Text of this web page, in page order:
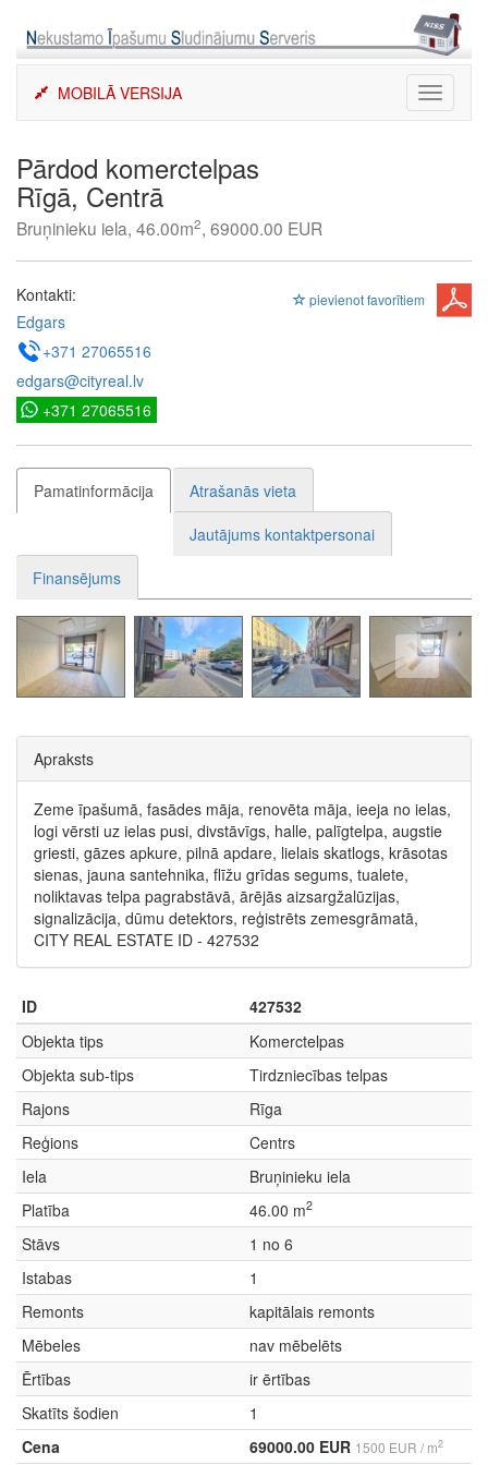
content
Toggle
MOBILĀ VERSIJA
Pārdod komerctelpas
Rīgā, Centrā
Bruņinieku iela, 46.00m2, 69000.00 EUR
pievienot favorītiem
Kontakti:
Edgars
+371 27065516
edgars@cityreal.lv
+371 27065516
Pamatinformācija
Atrašanās vieta
Jautājums kontaktpersonai
Finansējums
Apraksts
Zeme īpašumā, fasādes māja, renovēta māja, ieeja no ielas,
logi vērsti uz ielas pusi, divstāvīgs, halle, palīgtelpa, augstie
griesti, gāzes apkure, pilnā apdare, lielais skatlogs, krāsotas
sienas, jauna santehnika, flīžu grīdas segums, tualete,
noliktavas telpa pagrabstāvā, ārējās aizsargžalūzijas,
signalizācija, dūmu detektors, reģistrēts zemesgrāmatā,
CITY REAL ESTATE ID - 427532
ID
427532
Objekta tips
Komerctelpas
Objekta sub-tips
Tirdzniecības telpas
Rajons
Rīga
Reģions
Centrs
Iela
Bruņinieku iela
Platība
46.00 m2
Stāvs
1 no 6
Istabas
1
Remonts
kapitālais remonts
Mēbeles
nav mēbelēts
Ērtības
ir ērtības
Skatīts šodien
1
Cena
69000.00 EUR 1500 EUR / m2